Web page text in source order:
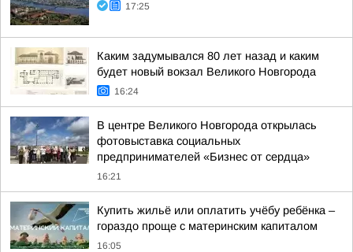
17:25
Каким задумывался 80 лет назад и каким
будет новый вокзал Великого Новгорода
16:24
В центре Великого Новгорода открылась
фотовыставка социальных
предпринимателей «Бизнес от сердца»
16:21
Купить жильё или оплатить учёбу ребёнка –
гораздо проще с материнским капиталом
16:05